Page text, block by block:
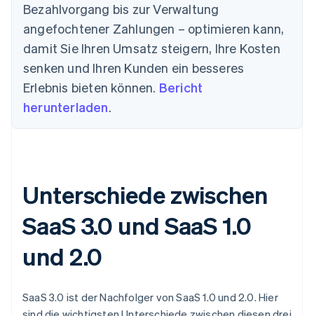
Bezahlvorgang bis zur Verwaltung
angefochtener Zahlungen – optimieren kann,
damit Sie Ihren Umsatz steigern, Ihre Kosten
senken und Ihren Kunden ein besseres
Erlebnis bieten können. Bericht
herunterladen.
Unterschiede zwischen
SaaS 3.0 und SaaS 1.0
und 2.0
SaaS 3.0 ist der Nachfolger von SaaS 1.0 und 2.0. Hier